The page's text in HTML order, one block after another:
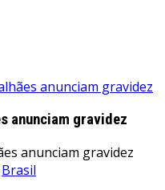
anunciam gravidez
anunciam gravidez
Brasil